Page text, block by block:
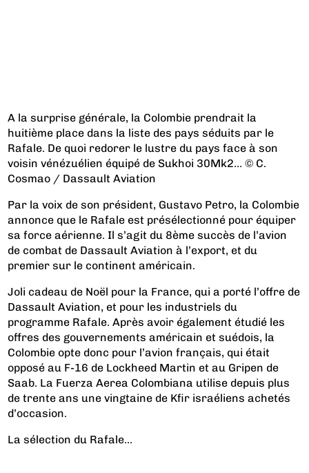
A la surprise générale, la Colombie prendrait la
huitième place dans la liste des pays séduits par le
Rafale. De quoi redorer le lustre du pays face à son
voisin vénézuélien équipé de Sukhoi 30Mk2… © C.
Cosmao / Dassault Aviation
Par la voix de son président, Gustavo Petro, la Colombie
annonce que le Rafale est présélectionné pour équiper
sa force aérienne. Il s’agit du 8ème succès de l’avion
de combat de Dassault Aviation à l’export, et du
premier sur le continent américain.
Joli cadeau de Noël pour la France, qui a porté l’offre de
Dassault Aviation, et pour les industriels du
programme Rafale. Après avoir également étudié les
offres des gouvernements américain et suédois, la
Colombie opte donc pour l’avion français, qui était
opposé au F-16 de Lockheed Martin et au Gripen de
Saab. La Fuerza Aerea Colombiana utilise depuis plus
de trente ans une vingtaine de Kfir israéliens achetés
d’occasion.
La sélection du Rafale...